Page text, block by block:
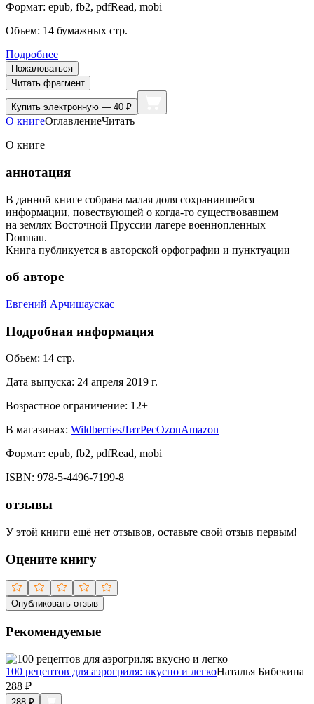
Формат: epub, fb2, pdfRead, mobi
Объем: 14 бумажных стр.
Подробнее
Пожаловаться
Читать фрагмент
Купить электронную — 40 ₽
О книгеОглавлениеЧитать
О книге
аннотация
В данной книге собрана малая доля сохранившейся
информации, повествующей о когда-то существовавшем
на землях Восточной Пруссии лагере военнопленных
Domnau.
Книга публикуется в авторской орфографии и пунктуации
об авторе
Евгений Арчишаускас
Подробная информация
Объем: 14 стр.
Дата выпуска: 24 апреля 2019 г.
Возрастное ограничение: 12+
В магазинах: WildberriesЛитРесOzonAmazon
Формат: epub, fb2, pdfRead, mobi
ISBN: 978-5-4496-7199-8
отзывы
У этой книги ещё нет отзывов, оставьте свой отзыв первым!
Оцените книгу
Опубликовать отзыв
Рекомендуемые
100 рецептов для аэрогриля: вкусно и легкоНаталья Бибекина
288 ₽